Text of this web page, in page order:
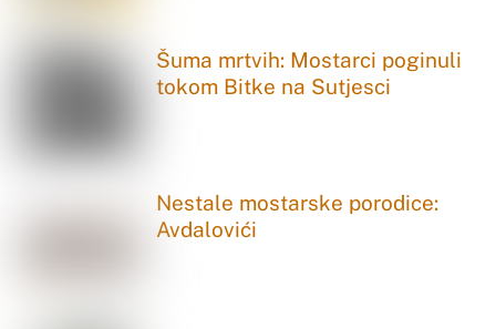
Šuma mrtvih: Mostarci poginuli
tokom Bitke na Sutjesci
Nestale mostarske porodice:
Avdalovići